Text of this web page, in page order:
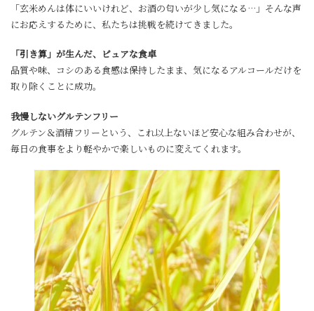
「玄米めんは体にいいけれど、お酒の匂いが少し気になる…」そんな声
にお応えするために、私たちは挑戦を続けてきました。
「引き算」が生んだ、ピュアな食卓
品質や味、コシのある食感は保持したまま、気になるアルコールだけを
取り除くことに成功。
我慢しないグルテンフリー
グルテン＆酒精フリーという、これ以上ないほど安心な組み合わせが、
毎日の食事をより軽やかで楽しいものに変えてくれます。